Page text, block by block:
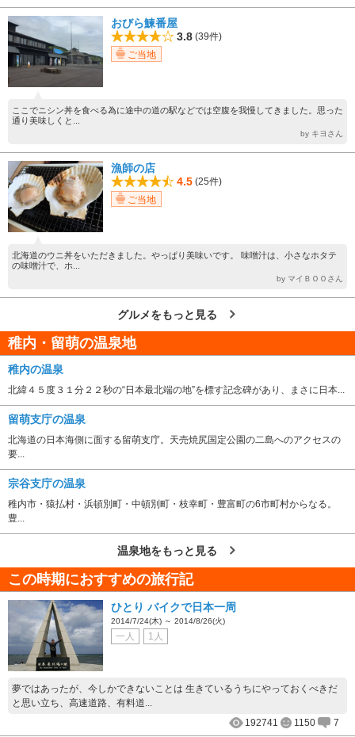
おびら鰊番屋
3.8 (39件)
ご当地
ここでニシン丼を食べる為に途中の道の駅などでは空腹を我慢してきました。思った
通り美味しくと...
by キヨさん
漁師の店
4.5 (25件)
ご当地
北海道のウニ丼をいただきました。やっぱり美味いです。 味噌汁は、小さなホタテ
の味噌汁で、ホ...
by マイＢＯＯさん
グルメをもっと見る
稚内・留萌の温泉地
稚内の温泉
北緯４５度３１分２２秒の“日本最北端の地”を標す記念碑があり、まさに日本...
留萌支庁の温泉
北海道の日本海側に面する留萌支庁。天売焼尻国定公園の二島へのアクセスの
要...
宗谷支庁の温泉
稚内市・猿払村・浜頓別町・中頓別町・枝幸町・豊富町の6市町村からなる。
豊...
温泉地をもっと見る
この時期におすすめの旅行記
ひとり バイクで日本一周
2014/7/24(木) ～ 2014/8/26(火)
一人 1人
夢ではあったが、今しかできないことは 生きているうちにやっておくべきだ
と思い立ち、高速道路、有料道...
192741
1150 7